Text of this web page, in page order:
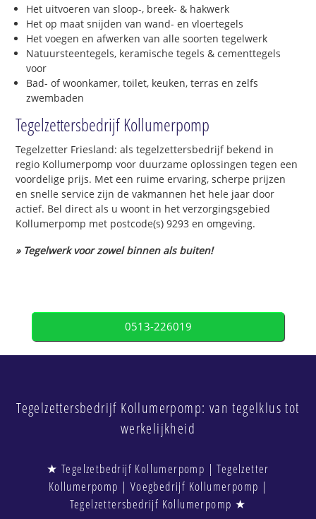
Het uitvoeren van sloop-, breek- & hakwerk
Het op maat snijden van wand- en vloertegels
Het voegen en afwerken van alle soorten tegelwerk
Natuursteentegels, keramische tegels & cementtegels
voor
Bad- of woonkamer, toilet, keuken, terras en zelfs
zwembaden
Tegelzettersbedrijf Kollumerpomp
Tegelzetter Friesland: als tegelzettersbedrijf bekend in
regio Kollumerpomp voor duurzame oplossingen tegen een
voordelige prijs. Met een ruime ervaring, scherpe prijzen
en snelle service zijn de vakmannen het hele jaar door
actief. Bel direct als u woont in het verzorgingsgebied
Kollumerpomp met postcode(s) 9293 en omgeving.
» Tegelwerk voor zowel binnen als buiten!
0513-226019
Tegelzettersbedrijf Kollumerpomp: van tegelklus tot
werkelijkheid
★ Tegelzetbedrijf Kollumerpomp | Tegelzetter
Kollumerpomp | Voegbedrijf Kollumerpomp |
Tegelzettersbedrijf Kollumerpomp ★